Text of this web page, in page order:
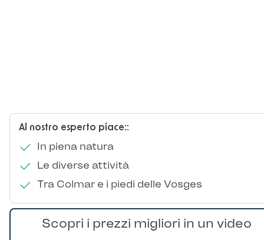
Al nostro esperto piace::
In piena natura
Le diverse attività
Tra Colmar e i piedi delle Vosges
Scopri i prezzi migliori in un video